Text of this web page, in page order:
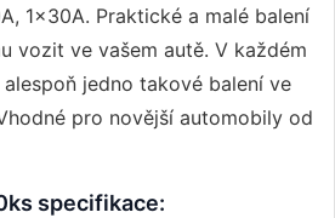
1x30A. Praktické a malé balení
vozit ve vašem autě. V každém
jedno takové balení ve
pro novější automobily od
specifikace: